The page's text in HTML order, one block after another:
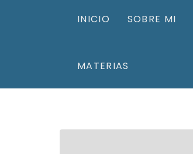
INICIO SOBRE MI
MATERIAS